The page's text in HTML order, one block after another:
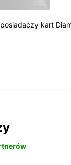
kart